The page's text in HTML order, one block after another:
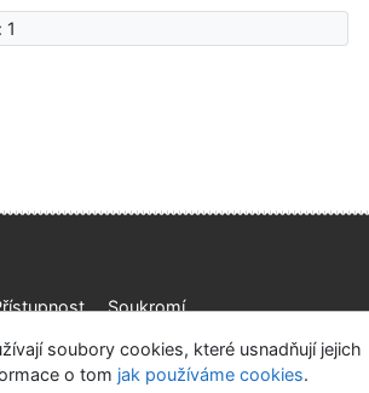
1
Soukromí
Napište nám Nastavení cookies
soubory cookies, které usnadňují jejich
o tom jak používáme cookies.